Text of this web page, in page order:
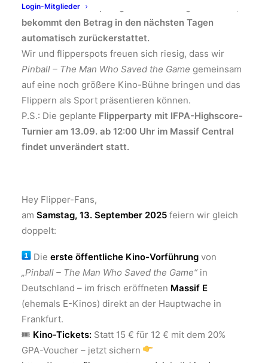
Login-Mitglieder
Ticket für den ursprünglichen Termin gekauft hat,
bekommt den Betrag in den nächsten Tagen
automatisch zurückerstattet.
Wir und flipperspots freuen sich riesig, dass wir
Pinball – The Man Who Saved the Game gemeinsam
auf eine noch größere Kino-Bühne bringen und das
Flippern als Sport präsentieren können.
P.S.: Die geplante Flipperparty mit IFPA-Highscore-
Turnier am 13.09. ab 12:00 Uhr im Massif Central
findet unverändert statt.
Hey Flipper-Fans,
am Samstag, 13. September 2025 feiern wir gleich
doppelt:
Die erste öffentliche Kino-Vorführung von
„Pinball – The Man Who Saved the Game“in
Deutschland – im frisch eröffneten Massif E
(ehemals E-Kinos) direkt an der Hauptwache in
Frankfurt.
🎟 Kino-Tickets: Statt 15 € für 12 € mit dem 20%
GPA-Voucher – jetzt sichern